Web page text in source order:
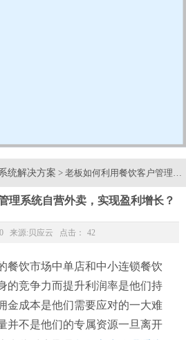
统解决方案 > 老板如何利用餐饮客户管理
理系统自营外卖，实现盈利增长？
来源: 贝应云 点击： 42
餐饮市场中单店和中小连锁餐饮
的竞争力而提升利润率是他们持
金成本是他们需要应对的一大难
并不是他们的专属资源一旦离开